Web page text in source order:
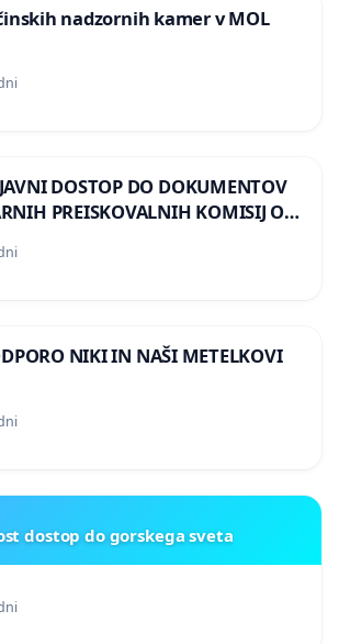
nadzornih kamer v MOL
DOSTOP DO DOKUMENTOV
PREISKOVALNIH KOMISIJ O
Z OROŽJEM
NIKI IN NAŠI METELKOVI
dostop do gorskega sveta